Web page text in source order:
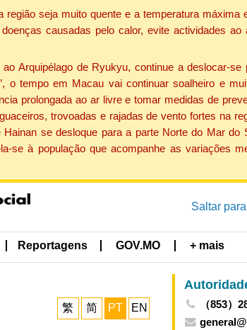
seja muito quente e a temperatura máxima
causadas pelo calor, evite actividades
Arquipélago de Ryukyu, continue a deslocar-
o tempo em Macau vai continuar soalheiro e
prolongada ao ar livre e tomar medidas de
trovoadas e rajadas de vento fortes na
se desloque para a parte Norte do Mar do
à população que acompanhe as variações
Saltar
Reportagens GOV.MO + mais
繁 简 PT EN
（853）